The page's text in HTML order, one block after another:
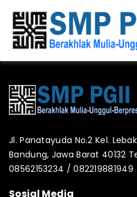
Jl. Panatayuda No.2 Kel.
Bandung, Jawa Barat 40132
08562153234 / 082219881949
Sosial Media